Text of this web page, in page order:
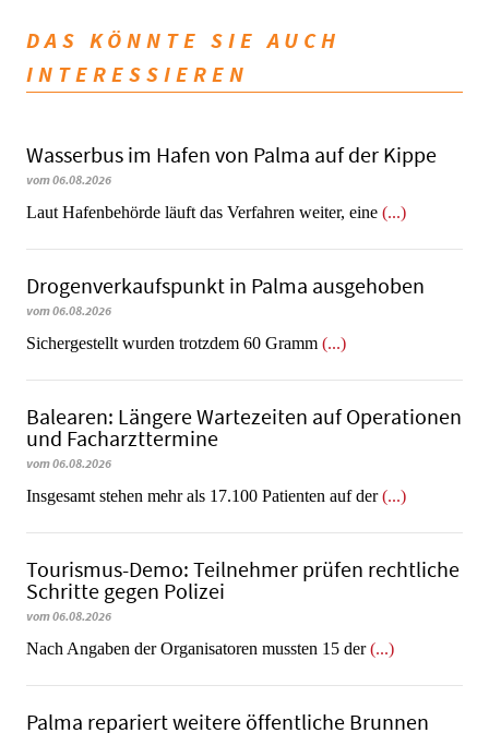
DAS KÖNNTE SIE AUCH
INTERESSIEREN
Wasserbus im Hafen von Palma auf der Kippe
vom 06.08.2026
Laut Hafenbehörde läuft das Verfahren weiter, eine (...)
Dro­gen­ver­kaufs­punkt in Palma ausgehoben
vom 06.08.2026
​​​​​​​Sichergestellt wurden trotzdem 60 Gramm (...)
Balearen: Längere Wartezeiten auf Operationen
und Facharzttermine
vom 06.08.2026
Insgesamt stehen mehr als 17.100 Patienten auf der(...)
Tourismus-Demo: Teilnehmer prüfen rechtliche
Schritte gegen Polizei
vom 06.08.2026
Nach Angaben der Organisatoren mussten 15 der(...)
Palma repariert weitere öffentliche Brunnen